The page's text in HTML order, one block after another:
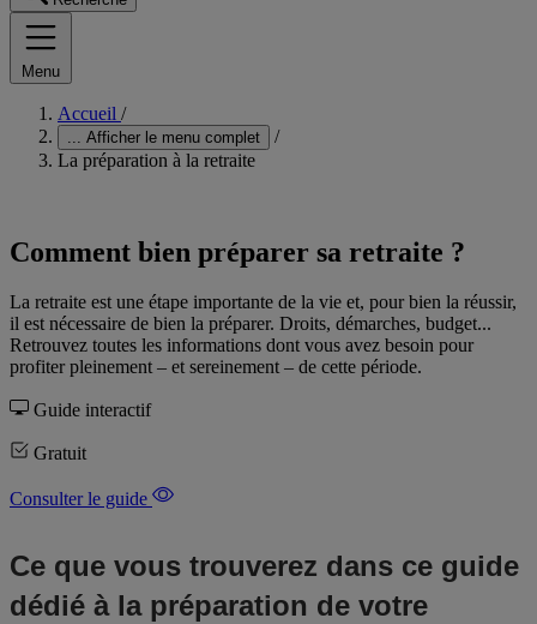
Menu
Accueil /
Afficher le menu complet
/
La préparation à la retraite
Comment bien préparer sa retraite ?
La retraite est une étape importante de la vie et, pour bien la réussir,
il est nécessaire de bien la préparer. Droits, démarches, budget...
Retrouvez toutes les informations dont vous avez besoin pour
profiter pleinement – et sereinement – de cette période.
Guide interactif
Gratuit
Consulter le guide
Ce que vous trouverez dans ce guide
dédié à la préparation de votre